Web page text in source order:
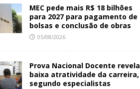
MEC pede mais R$ 18 bilhões
para 2027 para pagamento de
bolsas e conclusão de obras
05/08/2026
Prova Nacional Docente revela
baixa atratividade da carreira,
segundo especialistas